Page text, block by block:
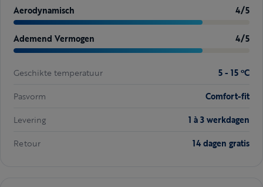
Aerodynamisch 4/5
Ademend Vermogen 4/5
Geschikte temperatuur
5 - 15 ºC
Pasvorm
Comfort-fit
Levering
1 à 3 werkdagen
Retour
14 dagen gratis